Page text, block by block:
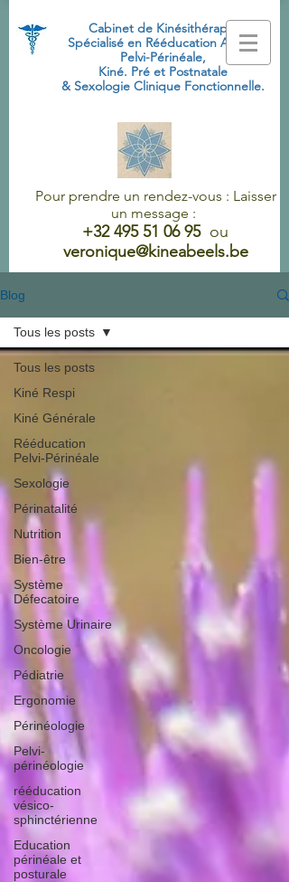
Cabinet de Kinésithérapie
Spécialisé en Rééducation Abdo-
Pelvi-Périnéale,
Kiné. Pré et Postnatale
& Sexologie Clinique Fonctionnelle.
Pour prendre un rendez-vous : Laisser
un message :
+32 495 51 06 95 ou
veronique@kineabeels.be
Blog
Tous les posts
Kiné Respi
Kiné Générale
Rééducation
Pelvi-Périnéale
Sexologie
Périnatalité
Nutrition
Bien-être
Système
Défecatoire
Système Urinaire
Oncologie
Pédiatrie
Ergonomie
Périnéologie
Pelvi-
périnéologie
rééducation
vésico-
sphinctérienne
Education
périnéale et
posturale
Tous les posts